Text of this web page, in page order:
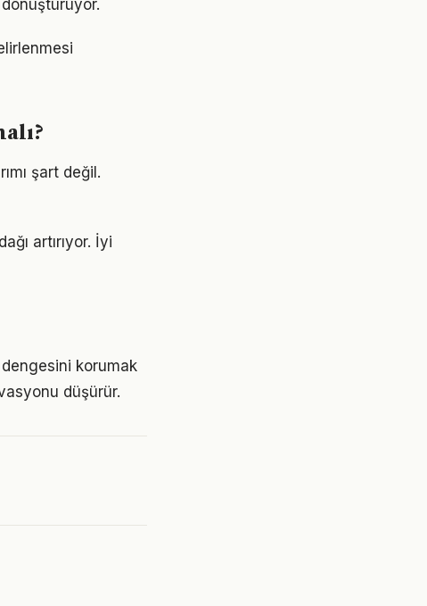
şart değil.
artırıyor. İyi
korumak
düşürür.